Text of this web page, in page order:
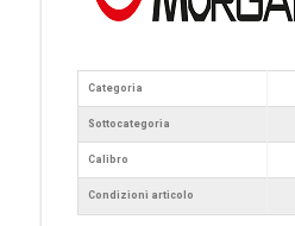
Categoria
Sottocategoria
Calibro
Condizioni articolo